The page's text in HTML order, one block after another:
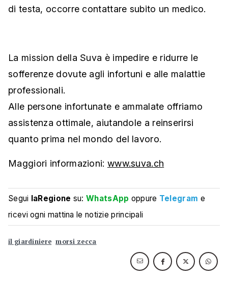
di testa, occorre contattare subito un medico.
La mission della Suva è impedire e ridurre le
sofferenze dovute agli infortuni e alle malattie
professionali.
Alle persone infortunate e ammalate offriamo
assistenza ottimale, aiutandole a reinserirsi
quanto prima nel mondo del lavoro.
Maggiori informazioni: www.suva.ch
Segui laRegione su:WhatsApp oppure Telegram e
ricevi ogni mattina le notizie principali
il giardiniere morsi zecca